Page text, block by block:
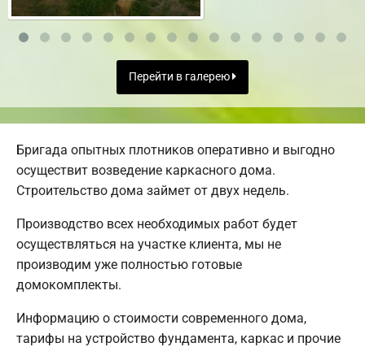
Перейти в галерею
Бригада опытных плотников оперативно и выгодно
осуществит возведение каркасного дома.
Строительство дома займет от двух недель.
Производство всех необходимых работ будет
осуществляться на участке клиента, мы не
производим уже полностью готовые
домокомплекты.
Информацию о стоимости современного дома,
тарифы на устройство фундамента, каркас и прочие